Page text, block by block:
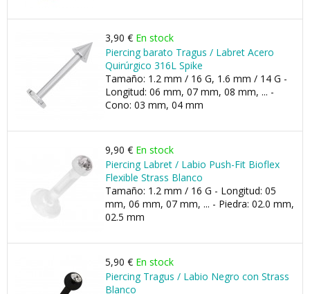
3,90 € En stock
Piercing barato Tragus / Labret Acero
Quirúrgico 316L Spike
Tamaño: 1.2 mm / 16 G, 1.6 mm / 14 G -
Longitud: 06 mm, 07 mm, 08 mm, ... -
Cono: 03 mm, 04 mm
9,90 € En stock
Piercing Labret / Labio Push-Fit Bioflex
Flexible Strass Blanco
Tamaño: 1.2 mm / 16 G - Longitud: 05
mm, 06 mm, 07 mm, ... - Piedra: 02.0 mm,
02.5 mm
5,90 € En stock
Piercing Tragus / Labio Negro con Strass
Blanco